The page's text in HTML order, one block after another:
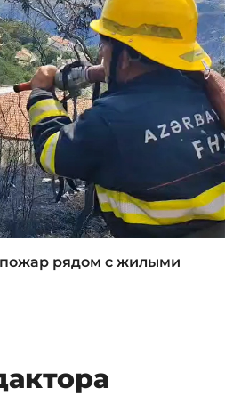
рядом с жилыми